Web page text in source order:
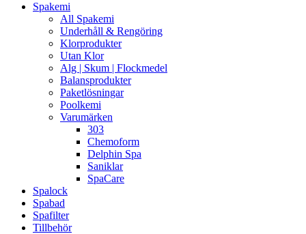
Spakemi
All Spakemi
Underhåll & Rengöring
Klorprodukter
Utan Klor
Alg | Skum | Flockmedel
Balansprodukter
Paketlösningar
Poolkemi
Varumärken
303
Chemoform
Delphin Spa
Saniklar
SpaCare
Spalock
Spabad
Spafilter
Tillbehör